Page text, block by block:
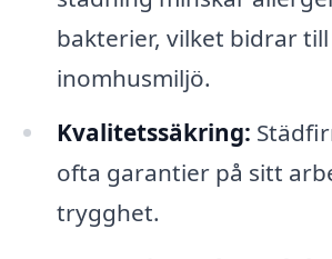
bakterier, vilket bidrar
inomhusmiljö.
Kvalitetssäkring:
ofta garantier på sitt
trygghet.